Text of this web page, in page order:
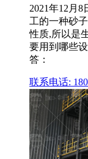
2021年12月
工的一种砂
性质,所以是
要用到哪些
答：
联系电话: 180